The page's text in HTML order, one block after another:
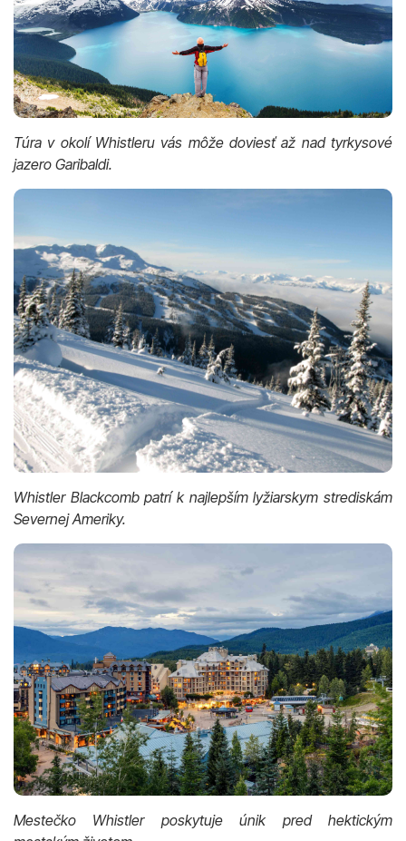
Túra v okolí Whistleru vás môže doviesť až nad tyrkysové
jazero Garibaldi.
Whistler Blackcomb patrí k najlepším lyžiarskym strediskám
Severnej Ameriky.
Mestečko Whistler poskytuje únik pred hektickým
mestským životom.